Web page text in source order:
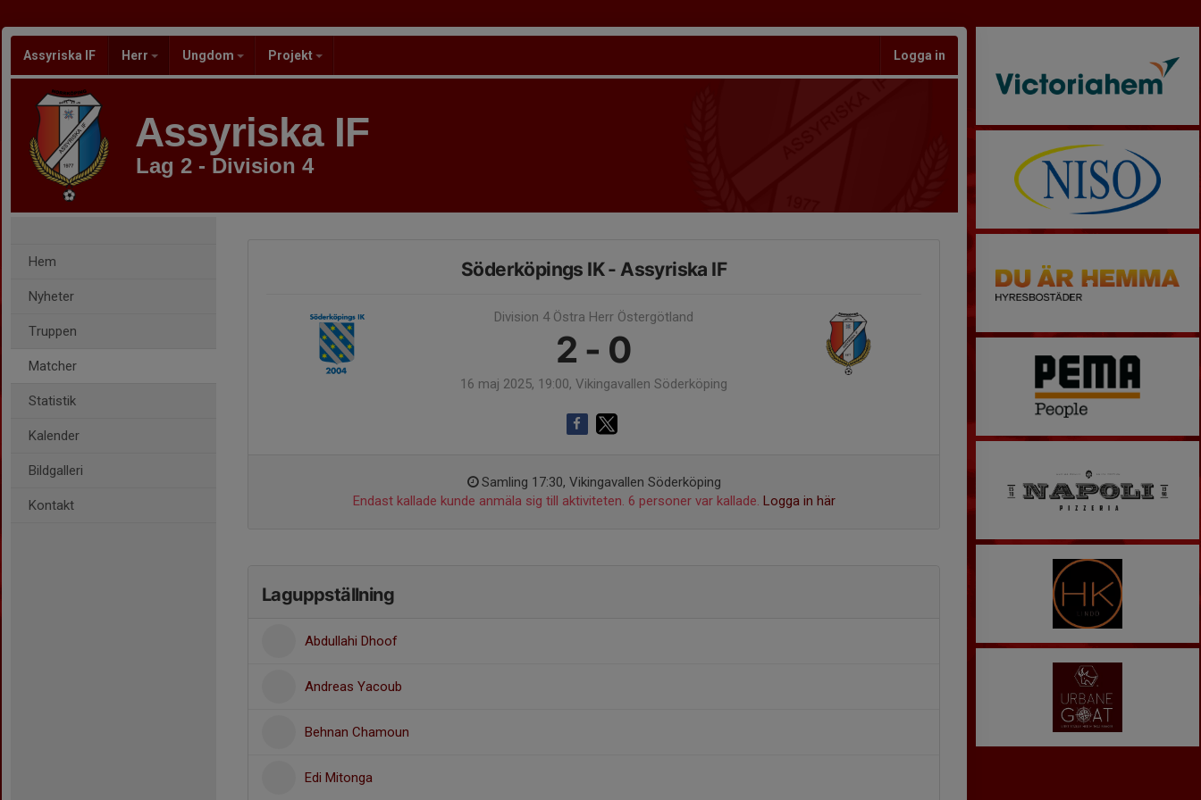
Assyriska IF Herr Ungdom Projekt Logga in
Assyriska IF
Lag 2 - Division 4
Hem
Nyheter
Truppen
Matcher
Statistik
Kalender
Bildgalleri
Kontakt
Söderköpings IK - Assyriska IF
Division 4 Östra Herr Östergötland
2 - 0
16 maj 2025, 19:00, Vikingavallen Söderköping
Samling 17:30, Vikingavallen Söderköping
Endast kallade kunde anmäla sig till aktiviteten. 6 personer var kallade. Logga in här
Laguppställning
Abdullahi Dhoof
Andreas Yacoub
Behnan Chamoun
Edi Mitonga